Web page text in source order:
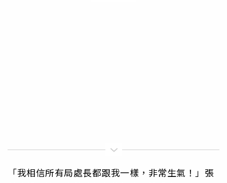
「我相信所有局處長都跟我一樣，非常生氣！」張